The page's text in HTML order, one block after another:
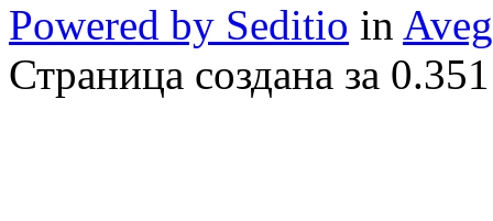
Powered by Seditio in
Страница создана за